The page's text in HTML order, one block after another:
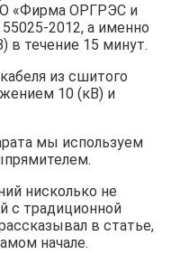
«Фирма ОРГРЭС и
2012, а именно
в течение 15 минут.
из сшитого
10 (кВ) и
мы используем
нисколько не
с традиционной
в статье,
начале.